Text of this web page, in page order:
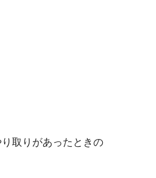
取りがあったときの